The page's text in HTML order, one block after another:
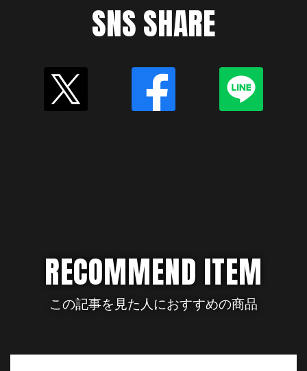
SNS SHARE
RECOMMEND ITEM
この記事を見た人におすすめの商品